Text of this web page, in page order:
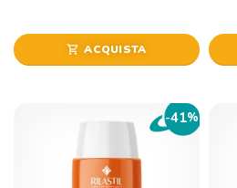
shopping_cart ACQUISTA
-41%